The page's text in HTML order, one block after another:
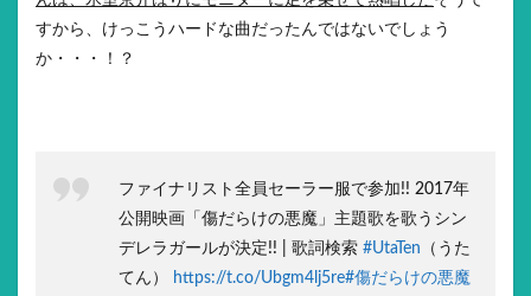
すから、けっこうハードな曲だったんではないでしょう
か・・・！？
ファイナリスト全員セーラー服で参加!! 2017年
公開映画「傷だらけの悪魔」主題歌を歌うシン
デレラガールが決定!! | 歌詞検索 #UtaTen （うた
てん）
https://t.co/Ubgm4lj5re#傷だらけの悪魔